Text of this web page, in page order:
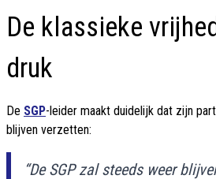
De klassieke
druk
De SGP-leider maakt duidelijk dat zijn
blijven verzetten:
“De SGP zal steeds weer